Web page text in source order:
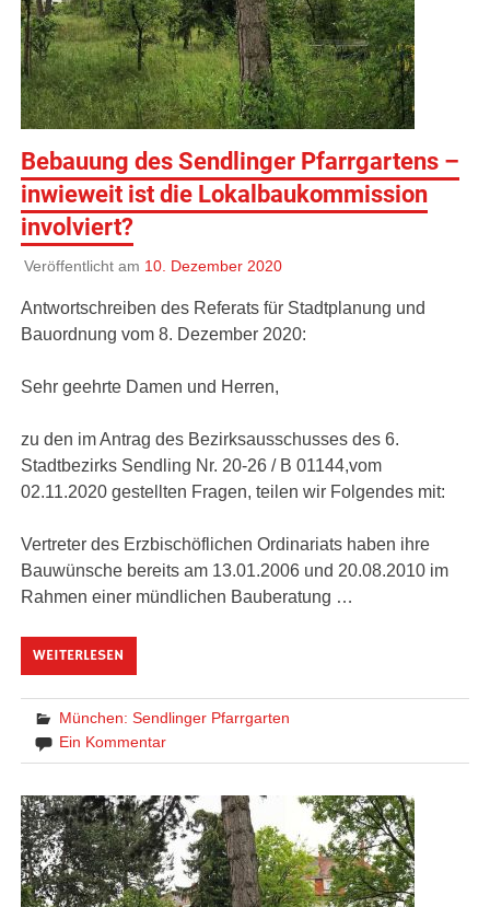
Bebauung des Sendlinger Pfarrgartens –
inwieweit ist die Lokalbaukommission
involviert?
Veröffentlicht am 10. Dezember 2020
Antwortschreiben des Referats für Stadtplanung und
Bauordnung vom 8. Dezember 2020:
Sehr geehrte Damen und Herren,
zu den im Antrag des Bezirksausschusses des 6.
Stadtbezirks Sendling Nr. 20-26 / B 01144,vom
02.11.2020 gestellten Fragen, teilen wir Folgendes mit:
Vertreter des Erzbischöflichen Ordinariats haben ihre
Bauwünsche bereits am 13.01.2006 und 20.08.2010 im
Rahmen einer mündlichen Bauberatung …
WEITERLESEN
München: Sendlinger Pfarrgarten
Ein Kommentar